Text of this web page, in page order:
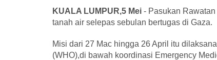
KUALA LUMPUR,5 Mei - Pasukan
tanah air selepas sebulan bertugas di Gaza.
Misi dari 27 Mac hingga 26 April itu
(WHO),di bawah koordinasi Emergency